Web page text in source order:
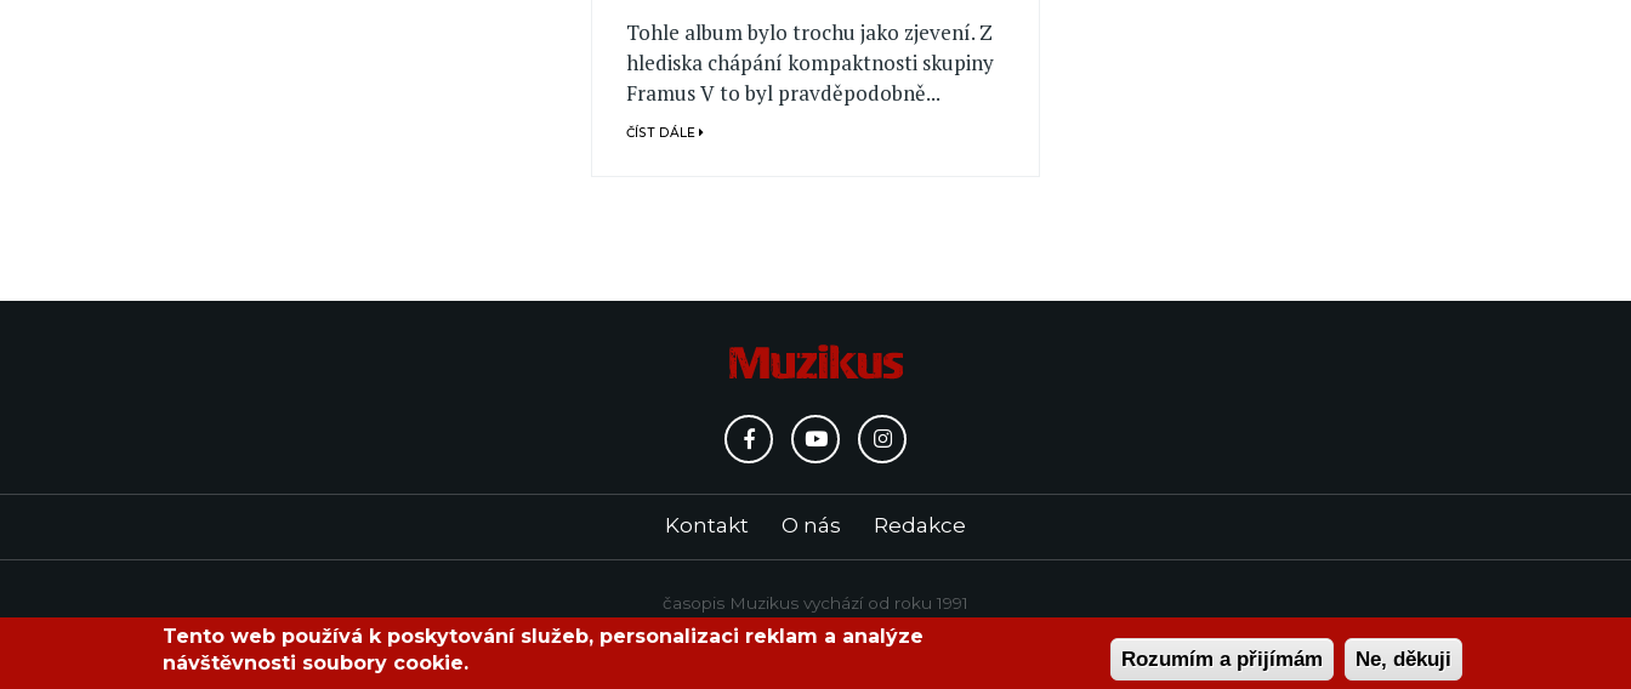
Tohle album bylo trochu jako zjevení. Z
hlediska chápání kompaktnosti skupiny
Framus V to byl pravděpodobně...
ČÍST DÁLE
Kontakt O nás Redakce
časopis Muzikus vychází od roku 1991
Tento web používá k poskytování služeb, personalizaci reklam a analýze
návštěvnosti soubory cookie.
Rozumím a přijímám Ne, děkuji